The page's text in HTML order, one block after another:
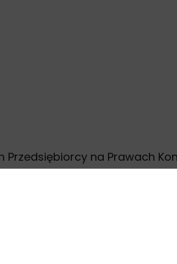
na Prawach
Umowy